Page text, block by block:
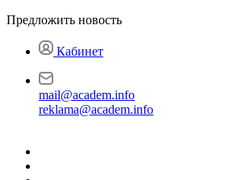
Предложить новость
Кабинет
mail@academ.info
reklama@academ.info